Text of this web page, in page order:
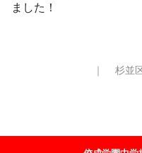
ました！
｜ 杉並